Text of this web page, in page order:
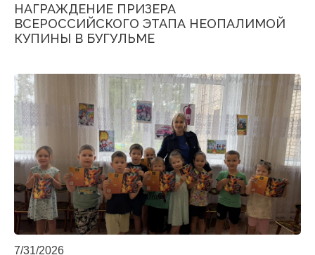
НАГРАЖДЕНИЕ ПРИЗЕРА
ВСЕРОССИЙСКОГО ЭТАПА НЕОПАЛИМОЙ
КУПИНЫ В БУГУЛЬМЕ
7/31/2026